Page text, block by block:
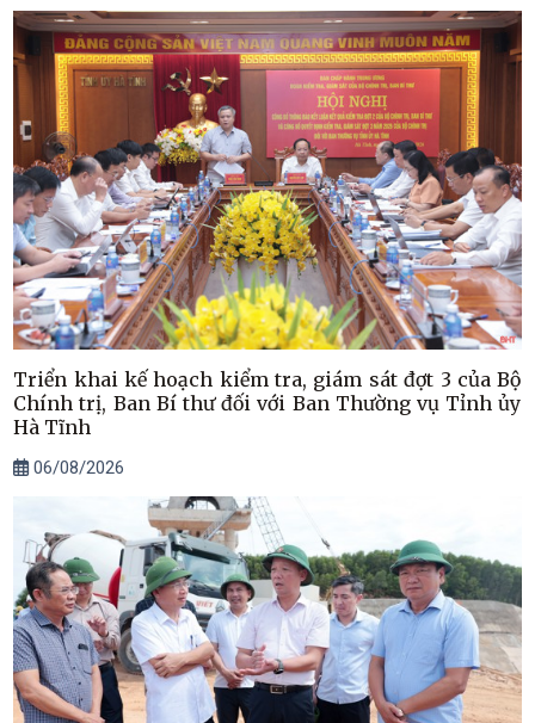
Triển khai kế hoạch kiểm tra, giám sát đợt 3 của Bộ
Chính trị, Ban Bí thư đối với Ban Thường vụ Tỉnh ủy
Hà Tĩnh
06/08/2026